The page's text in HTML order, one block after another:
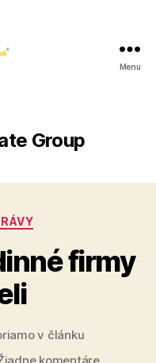
Menu
Group
firmy
v článku
komentárena